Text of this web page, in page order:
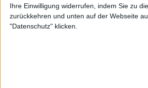
Ihre Einwilligung widerrufen, indem Sie zu
zurückkehren und unten auf der Webseite
"Datenschutz" klicken.
sich wenig später auch noch Michael
CARCASS aus dem Staub machte, lösten
immer auf, und DISMEMBER wurden